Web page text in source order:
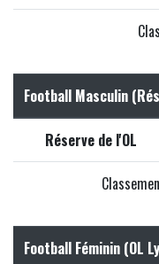
Football Masculin
Réserve de l'OL
Football Féminin (OL